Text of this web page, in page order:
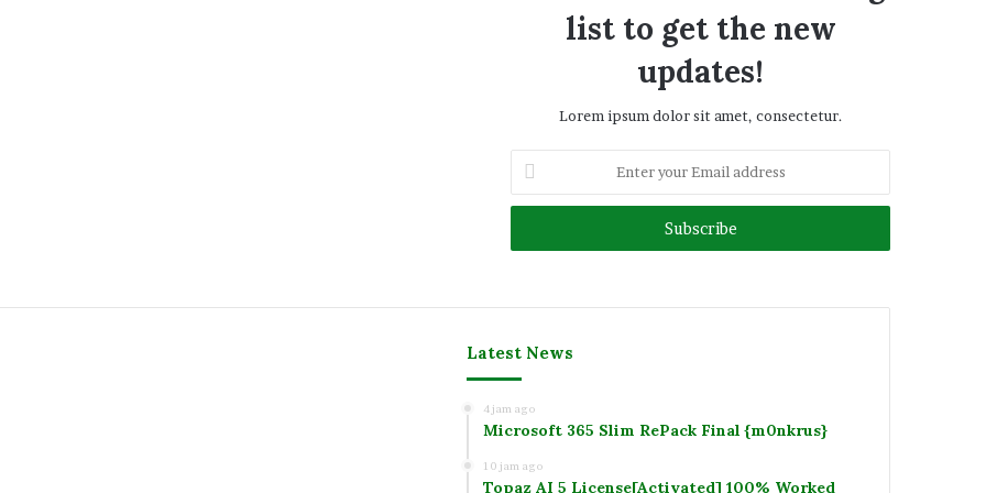
list to get the new
updates!
Lorem ipsum dolor sit amet, consectetur.
your
Email
Latest News
4 jam ago
Microsoft 365 Slim RePack Final {m0nkrus}
10 jam ago
Topaz AI 5 License[Activated] 100% Worked